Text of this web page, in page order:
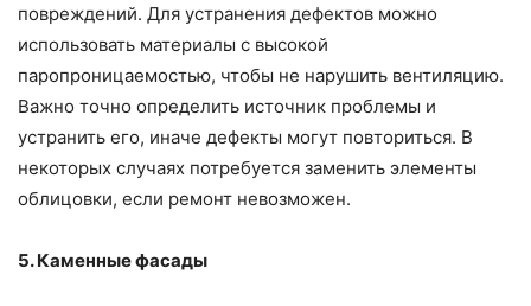
повреждений. Для устранения дефектов можно
использовать материалы с высокой
паропроницаемостью, чтобы не нарушить вентиляцию.
Важно точно определить источник проблемы и
устранить его, иначе дефекты могут повториться. В
некоторых случаях потребуется заменить элементы
облицовки, если ремонт невозможен.
5. Каменные фасады